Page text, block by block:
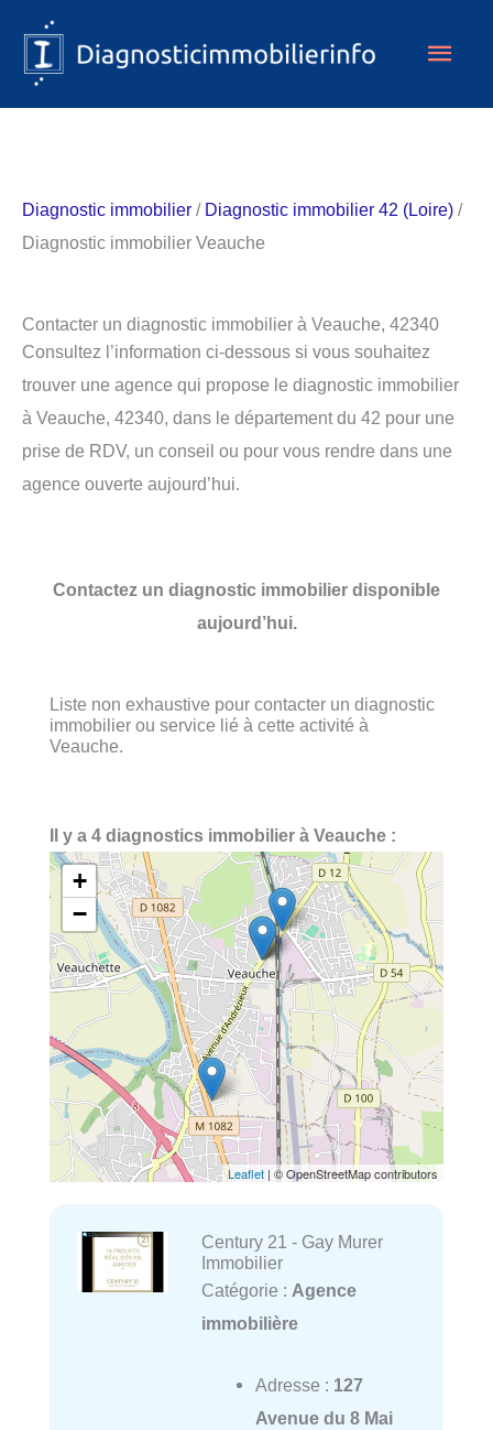
contenu
Diagnostic immobilier / Diagnostic immobilier 42 (Loire) /
Diagnostic immobilier Veauche
Contacter un diagnostic immobilier à Veauche, 42340
Consultez l’information ci-dessous si vous souhaitez
trouver une agence qui propose le diagnostic immobilier
à Veauche, 42340, dans le département du 42 pour une
prise de RDV, un conseil ou pour vous rendre dans une
agence ouverte aujourd’hui.
Contactez un diagnostic immobilier disponible
aujourd’hui.
Liste non exhaustive pour contacter un diagnostic
immobilier ou service lié à cette activité à
Veauche.
Il y a 4 diagnostics immobilier à Veauche :
+
−
Leaflet | © OpenStreetMap contributors
Century 21 - Gay Murer
Immobilier
Catégorie : Agence
immobilière
Adresse : 127
Avenue du 8 Mai